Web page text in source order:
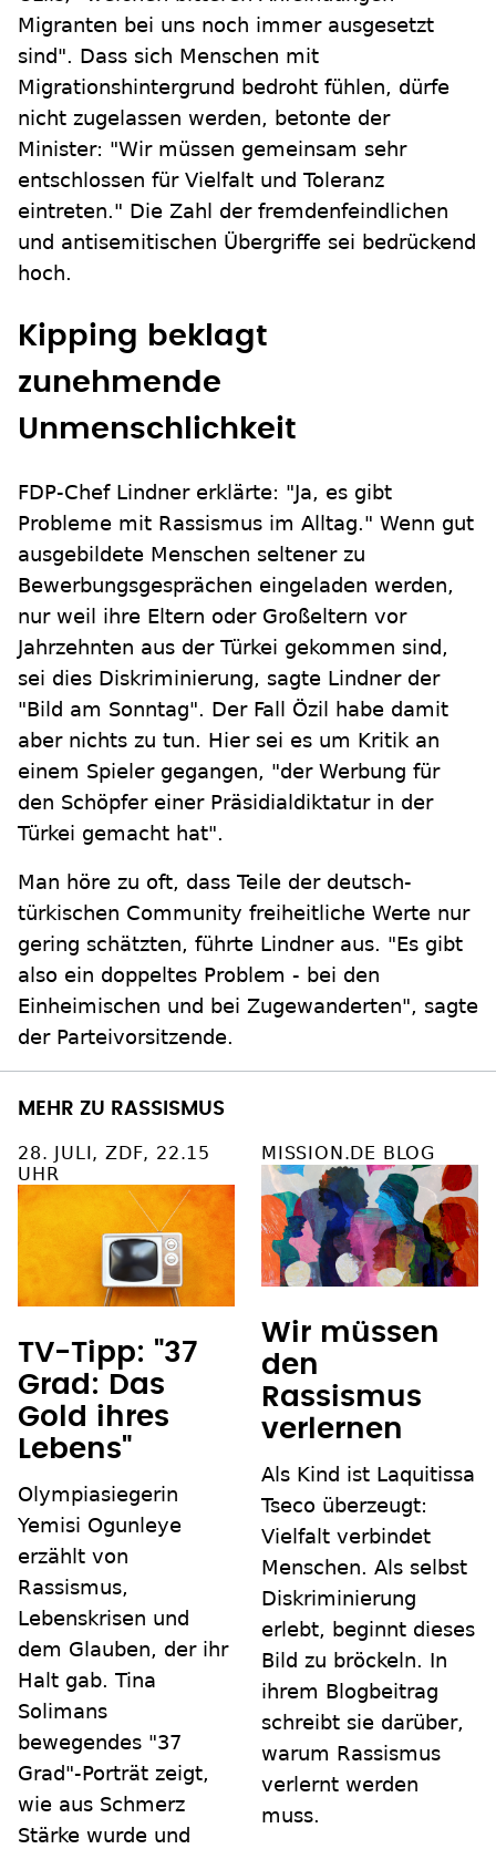
Migranten bei uns noch immer ausgesetzt
sind". Dass sich Menschen mit
Migrationshintergrund bedroht fühlen, dürfe
nicht zugelassen werden, betonte der
Minister: "Wir müssen gemeinsam sehr
entschlossen für Vielfalt und Toleranz
eintreten." Die Zahl der fremdenfeindlichen
und antisemitischen Übergriffe sei bedrückend
hoch.
Kipping beklagt
zunehmende
Unmenschlichkeit
FDP-Chef Lindner erklärte: "Ja, es gibt
Probleme mit Rassismus im Alltag." Wenn gut
ausgebildete Menschen seltener zu
Bewerbungsgesprächen eingeladen werden,
nur weil ihre Eltern oder Großeltern vor
Jahrzehnten aus der Türkei gekommen sind,
sei dies Diskriminierung, sagte Lindner der
"Bild am Sonntag". Der Fall Özil habe damit
aber nichts zu tun. Hier sei es um Kritik an
einem Spieler gegangen, "der Werbung für
den Schöpfer einer Präsidialdiktatur in der
Türkei gemacht hat".
Man höre zu oft, dass Teile der deutsch-
türkischen Community freiheitliche Werte nur
gering schätzten, führte Lindner aus. "Es gibt
also ein doppeltes Problem - bei den
Einheimischen und bei Zugewanderten", sagte
der Parteivorsitzende.
MEHR ZU RASSISMUS
28. JULI, ZDF, 22.15
UHR
TV-Tipp: "37
Grad: Das
Gold ihres
Lebens"
Olympiasiegerin
Yemisi Ogunleye
erzählt von
Rassismus,
Lebenskrisen und
dem Glauben, der ihr
Halt gab. Tina
Solimans
bewegendes "37
Grad"-Porträt zeigt,
wie aus Schmerz
Stärke wurde und
MISSION.DE BLOG
Wir müssen
den
Rassismus
verlernen
Als Kind ist Laquitissa
Tseco überzeugt:
Vielfalt verbindet
Menschen. Als selbst
Diskriminierung
erlebt, beginnt dieses
Bild zu bröckeln. In
ihrem Blogbeitrag
schreibt sie darüber,
warum Rassismus
verlernt werden
muss.